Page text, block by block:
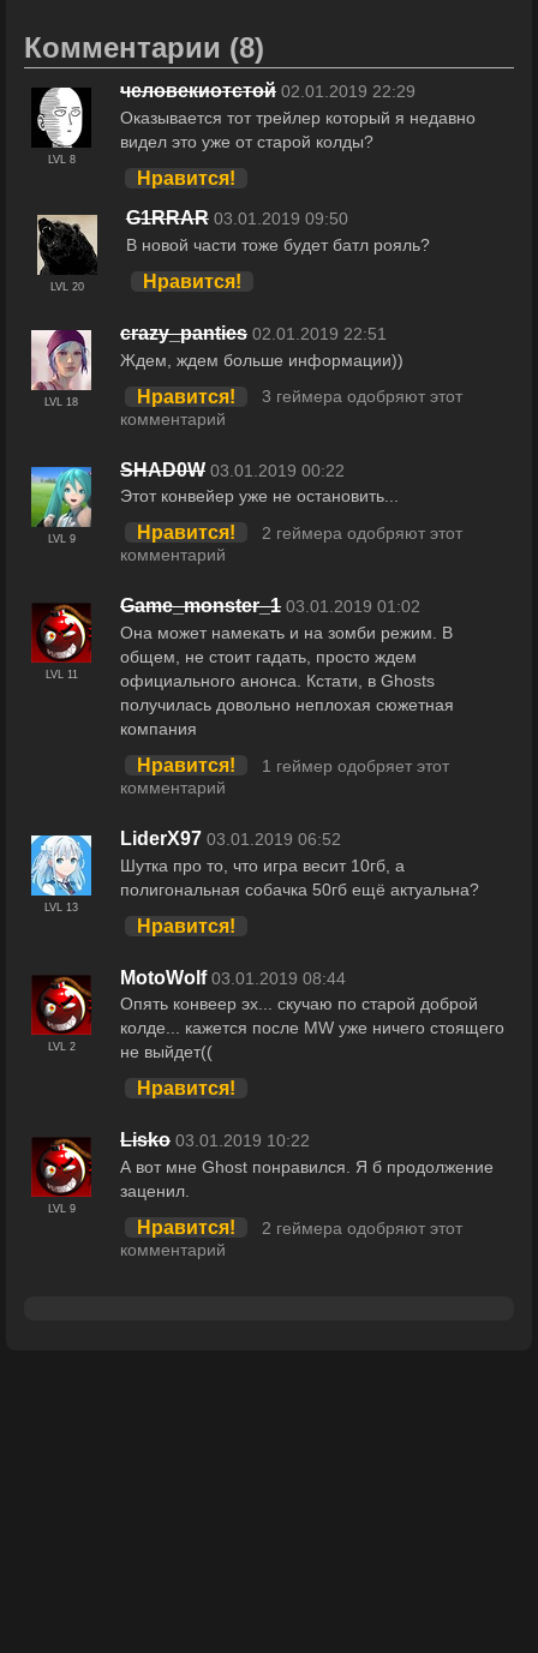
Комментарии (8)
LVL 8
человекиотстой 02.01.2019 22:29
Оказывается тот трейлер который я недавно
видел это уже от cтарой колды?
Нравится!
LVL 20
G1RRAR 03.01.2019 09:50
В новой части тоже будет батл рояль?
Нравится!
LVL 18
crazy_panties 02.01.2019 22:51
Ждем, ждем больше информации))
Нравится!
3 геймера одобряют этот
комментарий
LVL 9
SHAD0W 03.01.2019 00:22
Этот конвейер уже не остановить...
Нравится!
2 геймера одобряют этот
комментарий
LVL 11
Game_monster_1 03.01.2019 01:02
Она может намекать и на зомби режим. В
общем, не стоит гадать, просто ждем
официального анонса. Кстати, в Ghosts
получилась довольно неплохая сюжетная
компания
Нравится!
1 геймер одобряет этот
комментарий
LVL 13
LiderX97 03.01.2019 06:52
Шутка про то, что игра весит 10гб, а
полигональная собачка 50гб ещё актуальна?
Нравится!
LVL 2
MotoWolf 03.01.2019 08:44
Опять конвеер эх... скучаю по старой доброй
колде... кажется после MW уже ничего стоящего
не выйдет((
Нравится!
LVL 9
Lisko 03.01.2019 10:22
А вот мне Ghost понравился. Я б продолжение
заценил.
Нравится!
2 геймера одобряют этот
комментарий